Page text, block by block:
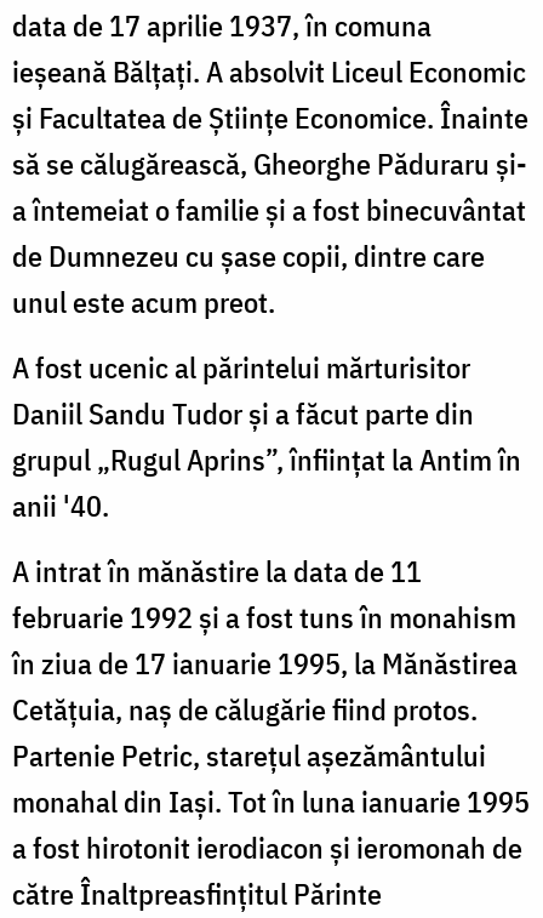
data de 17 aprilie 1937, în comuna
ieșeană Bălțați. A absolvit Liceul Economic
și Facultatea de Științe Economice. Înainte
să se călugărească, Gheorghe Păduraru și-
a întemeiat o familie și a fost binecuvântat
de Dumnezeu cu șase copii, dintre care
unul este acum preot.
A fost ucenic al părintelui mărturisitor
Daniil Sandu Tudor și a făcut parte din
grupul „Rugul Aprins”, înființat la Antim în
anii '40.
A intrat în mănăstire la data de 11
februarie 1992 și a fost tuns în monahism
în ziua de 17 ianuarie 1995, la Mănăstirea
Cetățuia, naș de călugărie fiind protos.
Partenie Petric, starețul așezământului
monahal din Iași. Tot în luna ianuarie 1995
a fost hirotonit ierodiacon și ieromonah de
către Înaltpreasfințitul Părinte